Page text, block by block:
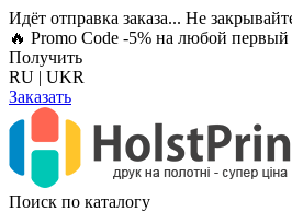
Идёт отправка заказа... Не
🔥 Promo Code -5% на любой первый
Получить
RU | UKR
Заказать
Поиск по каталогу